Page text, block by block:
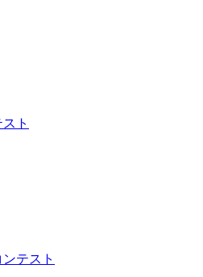
ト
テスト